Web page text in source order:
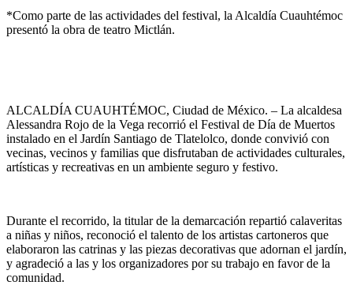
*Como parte de las actividades del festival, la Alcaldía Cuauhtémoc
presentó la obra de teatro Mictlán.
ALCALDÍA CUAUHTÉMOC, Ciudad de México. – La alcaldesa
Alessandra Rojo de la Vega recorrió el Festival de Día de Muertos
instalado en el Jardín Santiago de Tlatelolco, donde convivió con
vecinas, vecinos y familias que disfrutaban de actividades culturales,
artísticas y recreativas en un ambiente seguro y festivo.
Durante el recorrido, la titular de la demarcación repartió calaveritas
a niñas y niños, reconoció el talento de los artistas cartoneros que
elaboraron las catrinas y las piezas decorativas que adornan el jardín,
y agradeció a las y los organizadores por su trabajo en favor de la
comunidad.